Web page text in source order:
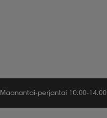
Maanantai-perjantai 10.00-14.00